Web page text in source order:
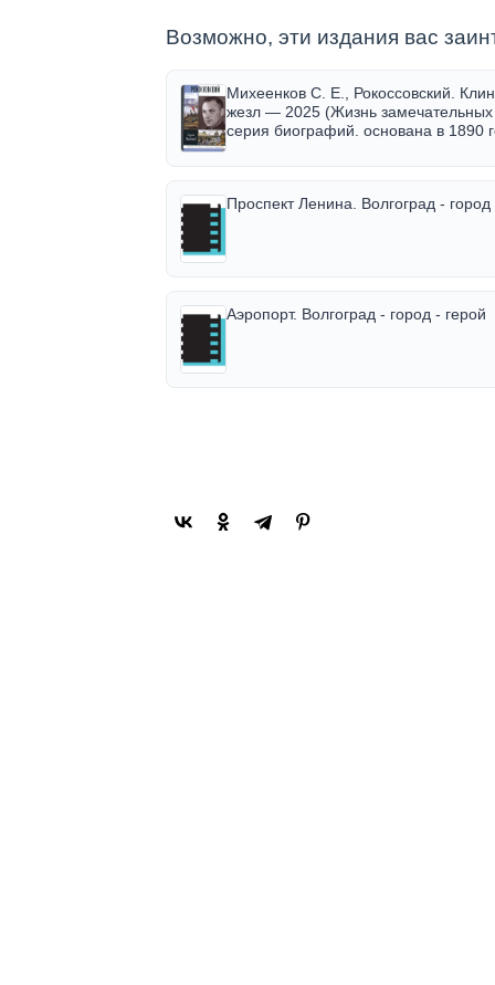
Библиографическая запись в OPAC-
Возможно, эти издания вас
Михеенков С. Е., Рокоссовский.
жезл — 2025 (Жизнь
серия биографий. основана в 1890
Проспект Ленина. Волгоград - город
Аэропорт. Волгоград - город - герой